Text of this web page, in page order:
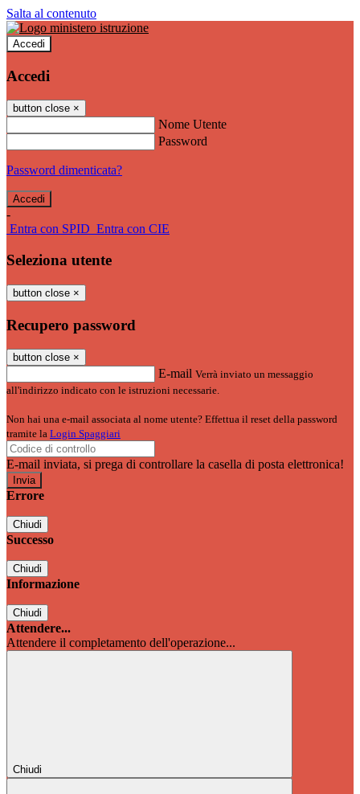
Salta al contenuto
Accedi
Accedi
button close ×
Nome Utente
Password
Password dimenticata?
-
Entra con SPID Entra con CIE
Seleziona utente
button close ×
Recupero password
button close ×
E-mail Verrà inviato un messaggio
all'indirizzo indicato con le istruzioni necessarie.
Non hai una e-mail associata al nome utente? Effettua il reset della password
tramite la Login Spaggiari
E-mail inviata, si prega di controllare la casella di posta elettronica!
Errore
Chiudi
Successo
Chiudi
Informazione
Chiudi
Attendere...
Attendere il completamento dell'operazione...
Chiudi